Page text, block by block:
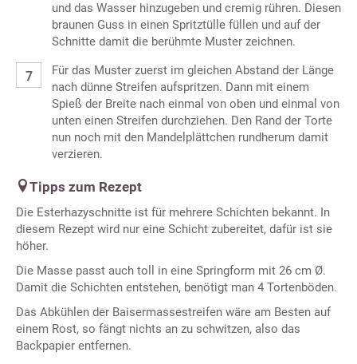
und das Wasser hinzugeben und cremig rühren. Diesen
braunen Guss in einen Spritztülle füllen und auf der
Schnitte damit die berühmte Muster zeichnen.
Für das Muster zuerst im gleichen Abstand der Länge
nach dünne Streifen aufspritzen. Dann mit einem
Spieß der Breite nach einmal von oben und einmal von
unten einen Streifen durchziehen. Den Rand der Torte
nun noch mit den Mandelplättchen rundherum damit
verzieren.
Tipps zum Rezept
Die Esterhazyschnitte ist für mehrere Schichten bekannt. In
diesem Rezept wird nur eine Schicht zubereitet, dafür ist sie
höher.
Die Masse passt auch toll in eine Springform mit 26 cm Ø.
Damit die Schichten entstehen, benötigt man 4 Tortenböden.
Das Abkühlen der Baisermassestreifen wäre am Besten auf
einem Rost, so fängt nichts an zu schwitzen, also das
Backpapier entfernen.